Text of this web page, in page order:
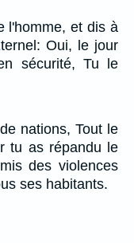
l'homme, et dis à
Oui, le jour
sécurité, Tu le
nations, Tout le
tu as répandu le
des violences
ses habitants.